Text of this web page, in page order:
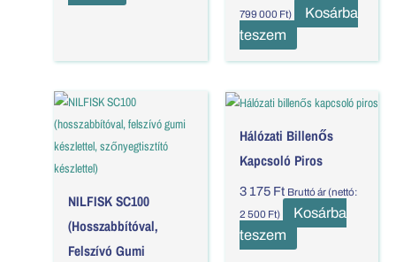
799 000 Ft)
Kosárba
teszem
NILFISK SC100
(hosszabbítóval,
Felszívó Gumi
Hálózati Billenős
Kapcsoló Piros
3 175 Ft Bruttó ár (nettó:
2 500 Ft)
Kosárba
teszem